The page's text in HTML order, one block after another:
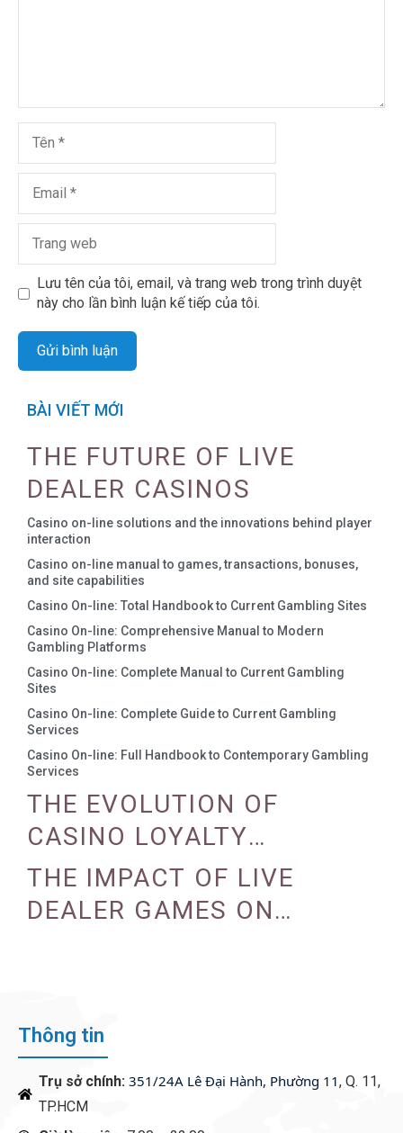
Lưu tên của tôi, email, và trang web trong trình duyệt
này cho lần bình luận kế tiếp của tôi.
BÀI VIẾT MỚI
THE FUTURE OF LIVE
DEALER CASINOS
Casino on-line solutions and the innovations behind player
interaction
Casino on-line manual to games, transactions, bonuses,
and site capabilities
Casino On-line: Total Handbook to Current Gambling Sites
Casino On-line: Comprehensive Manual to Modern
Gambling Platforms
Casino On-line: Complete Manual to Current Gambling
Sites
Casino On-line: Complete Guide to Current Gambling
Services
Casino On-line: Full Handbook to Contemporary Gambling
Services
THE EVOLUTION OF
CASINO LOYALTY
PROGRAMS
THE IMPACT OF LIVE
DEALER GAMES ON
Thông tin
Trụ sở chính: 351/24A Lê Đại Hành, Phường 11, Q. 11,
TP.HCM